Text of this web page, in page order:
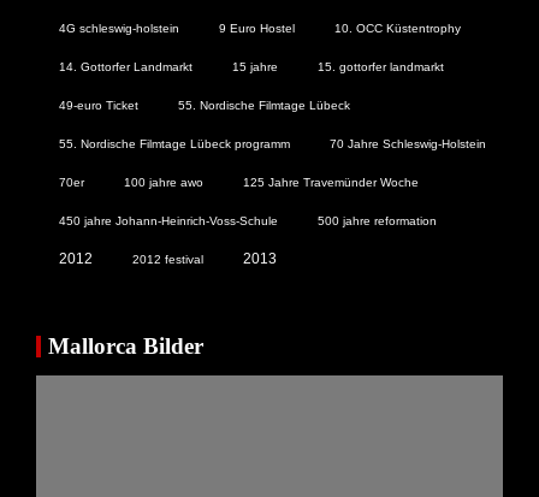
4G schleswig-holstein 9 Euro Hostel 10. OCC Küstentrophy
14. Gottorfer Landmarkt 15 jahre 15. gottorfer landmarkt
49-euro Ticket 55. Nordische Filmtage Lübeck
55. Nordische Filmtage Lübeck programm 70 Jahre Schleswig-Holstein
70er 100 jahre awo 125 Jahre Travemünder Woche
450 jahre Johann-Heinrich-Voss-Schule 500 jahre reformation
2012 2012 festival 2013
Mallorca Bilder